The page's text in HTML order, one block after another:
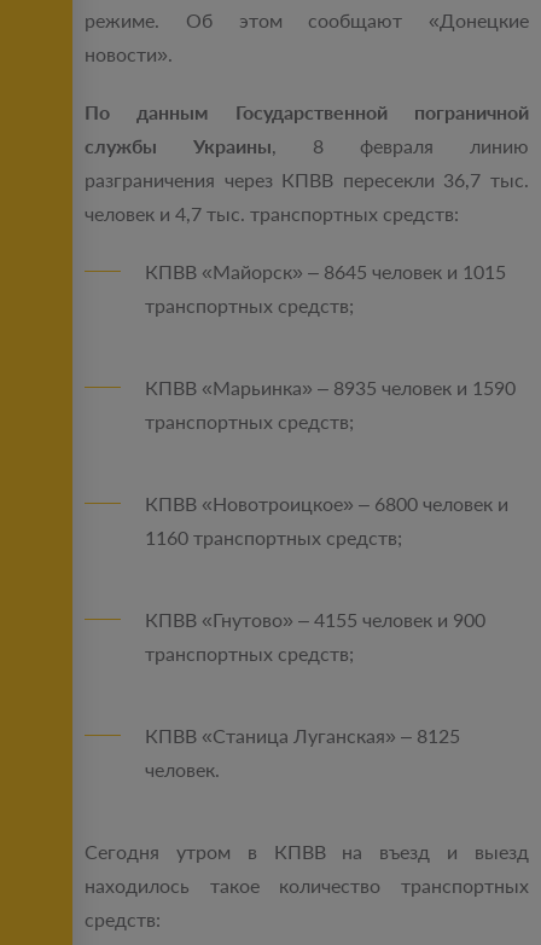
режиме. Об этом сообщают «Донецкие
новости».
По данным Государственной пограничной
службы Украины, 8 февраля линию
разграничения через КПВВ пересекли 36,7 тыс.
человек и 4,7 тыс. транспортных средств:
КПВВ «Майорск» – 8645 человек и 1015
транспортных средств;
КПВВ «Марьинка» – 8935 человек и 1590
транспортных средств;
КПВВ «Новотроицкое» – 6800 человек и
1160 транспортных средств;
КПВВ «Гнутово» – 4155 человек и 900
транспортных средств;
КПВВ «Станица Луганская» – 8125
человек.
Сегодня утром в КПВВ на въезд и выезд
находилось такое количество транспортных
средств: